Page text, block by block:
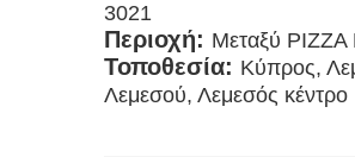
3021
Περιοχή: Μεταξύ
Τοποθεσία: Κύπρος,
Λεμεσού, Λεμεσός κέντρο